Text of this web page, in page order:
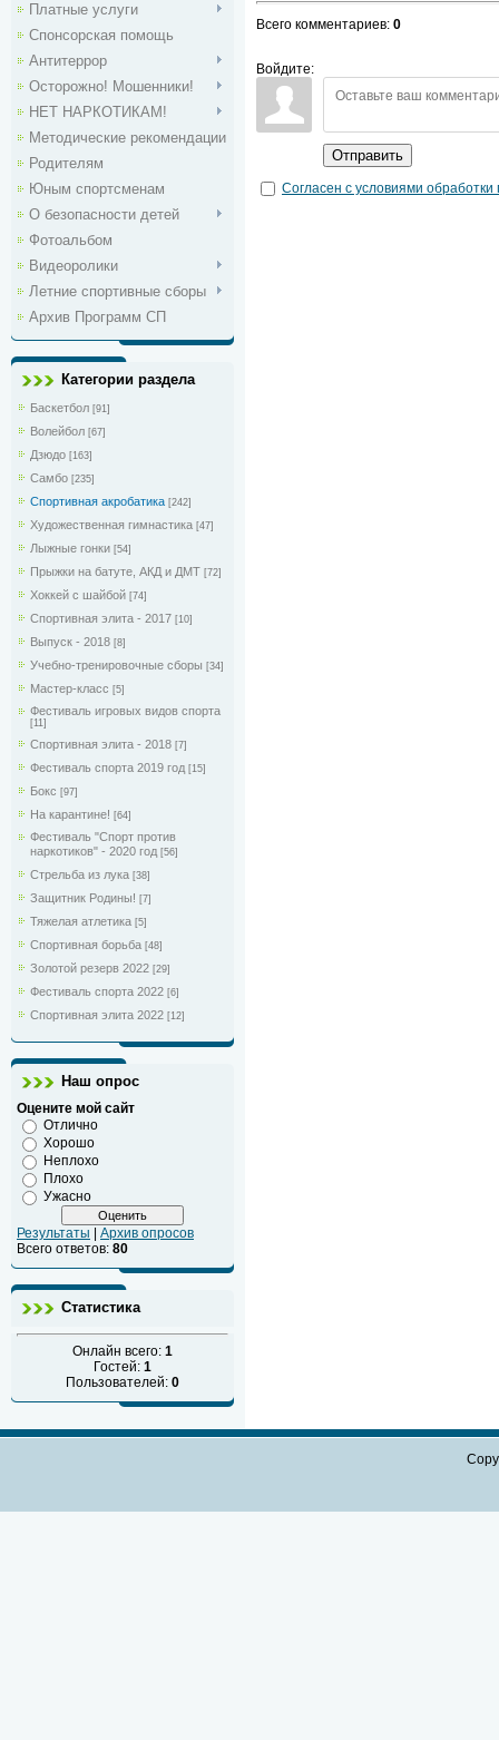
Платные услуги
Спонсорская помощь
Антитеррор
Осторожно! Мошенники!
НЕТ НАРКОТИКАМ!
Методические рекомендации
Родителям
Юным спортсменам
О безопасности детей
Фотоальбом
Видеоролики
Летние спортивные сборы
Архив Программ СП
Категории раздела
Баскетбол [91]
Волейбол [67]
Дзюдо [163]
Самбо [235]
Спортивная акробатика [242]
Художественная гимнастика [47]
Лыжные гонки [54]
Прыжки на батуте, АКД и ДМТ [72]
Хоккей с шайбой [74]
Спортивная элита - 2017 [10]
Выпуск - 2018 [8]
Учебно-тренировочные сборы [34]
Мастер-класс [5]
Фестиваль игровых видов спорта
[11]
Спортивная элита - 2018 [7]
Фестиваль спорта 2019 год [15]
Бокс [97]
На карантине! [64]
Фестиваль "Спорт против
наркотиков" - 2020 год [56]
Стрельба из лука [38]
Защитник Родины! [7]
Тяжелая атлетика [5]
Спортивная борьба [48]
Золотой резерв 2022 [29]
Фестиваль спорта 2022 [6]
Спортивная элита 2022 [12]
Наш опрос
Оцените мой сайт
Отлично
Хорошо
Неплохо
Плохо
Ужасно
Результаты
Архив опросов
Всего ответов: 80
Статистика
Онлайн всего: 1
Гостей: 1
Пользователей: 0
Всего комментариев: 0
Войдите:
Отправить
Согласен с условиями